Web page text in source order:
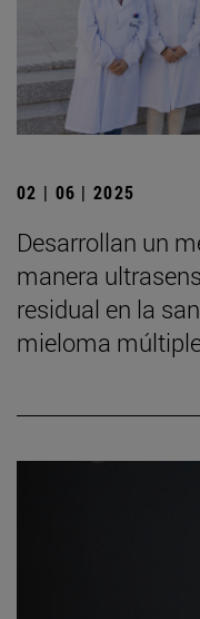
02 | 06 | 2025
Desarrollan un
manera
residual en la
mieloma